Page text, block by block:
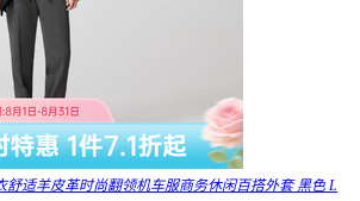
舒适羊皮革时尚翻领机车服商务休闲百搭外套 黑色 L